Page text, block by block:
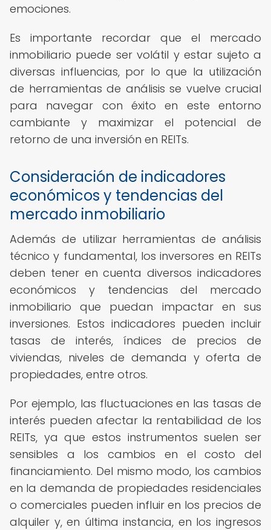
emociones.
Es importante recordar que el mercado
inmobiliario puede ser volátil y estar sujeto a
diversas influencias, por lo que la utilización
de herramientas de análisis se vuelve crucial
para navegar con éxito en este entorno
cambiante y maximizar el potencial de
retorno de una inversión en REITs.
Consideración de indicadores
económicos y tendencias del
mercado inmobiliario
Además de utilizar herramientas de análisis
técnico y fundamental, los inversores en REITs
deben tener en cuenta diversos indicadores
económicos y tendencias del mercado
inmobiliario que puedan impactar en sus
inversiones. Estos indicadores pueden incluir
tasas de interés, índices de precios de
viviendas, niveles de demanda y oferta de
propiedades, entre otros.
Por ejemplo, las fluctuaciones en las tasas de
interés pueden afectar la rentabilidad de los
REITs, ya que estos instrumentos suelen ser
sensibles a los cambios en el costo del
financiamiento. Del mismo modo, los cambios
en la demanda de propiedades residenciales
o comerciales pueden influir en los precios de
alquiler y, en última instancia, en los ingresos